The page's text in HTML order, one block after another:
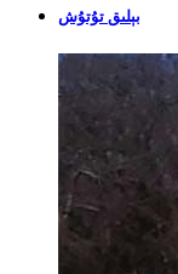
بېلىق تۇتۇش